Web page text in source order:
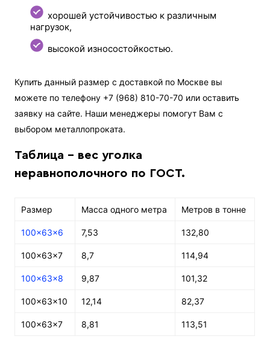
хорошей устойчивостью к различным
нагрузок,
высокой износостойкостью.
Купить данный размер с доставкой по Москве вы
можете по телефону +7 (968) 810-70-70 или оставить
заявку на сайте. Наши менеджеры помогут Вам с
выбором металлопроката.
Таблица - вес уголка
неравнополочного по ГОСТ.
Размер Масса одного метра Метров в тонне
100x63x6 7,53 132,80
100x63x7 8,7 114,94
100x63x8 9,87 101,32
100x63x10 12,14 82,37
100x63x7 8,81 113,51